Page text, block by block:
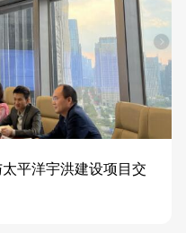
平洋宇洪建设项目交